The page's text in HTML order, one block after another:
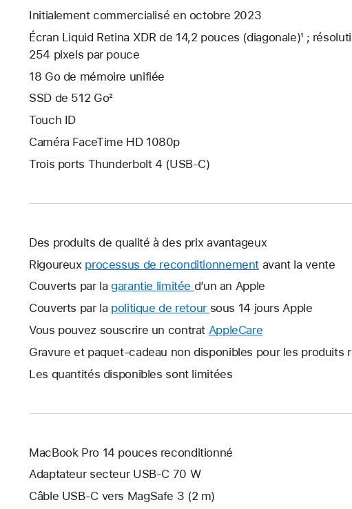
Initialement commercialisé en octobre 2023
Écran Liquid Retina XDR de 14,2 pouces (diagonale)¹ ;
254 pixels par pouce
18 Go de mémoire unifiée
SSD de 512 Go²
Touch ID
Caméra FaceTime HD 1080p
Trois ports Thunderbolt 4 (USB-C)
Des produits de qualité à des prix avantageux
Rigoureux processus de reconditionnement avant la vente
Couverts par la garantie limitée Une
nouvelle
s’ouvre.
d’un an Apple
Couverts par la politique de retour Une
nouvelle
s’ouvre.
sous 14 jours Apple
Vous pouvez souscrire un contrat AppleCare
nouvelle
Gravure et paquet-cadeau non disponibles pour les produits
Les quantités disponibles sont limitées
MacBook Pro 14 pouces reconditionné
Adaptateur secteur USB‑C 70 W
Câble USB-C vers MagSafe 3 (2 m)